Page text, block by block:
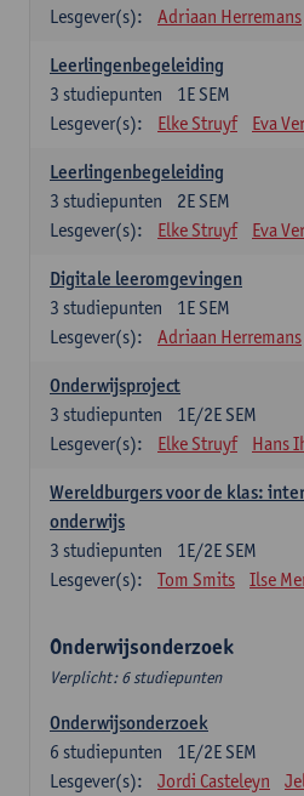
Lesgever(s):
Adriaan Herremans
Leerlingenbegeleiding
1E SEM
3 studiepunten
Lesgever(s):
Elke Struyf Eva
Leerlingenbegeleiding
2E SEM
3 studiepunten
Lesgever(s):
Elke Struyf Eva
Digitale leeromgevingen
1E SEM
3 studiepunten
Lesgever(s):
Adriaan Herremans
Onderwijsproject
1E/2E SEM
3 studiepunten
Lesgever(s):
Elke Struyf Hans
Wereldburgers voor de klas:
onderwijs
1E/2E SEM
3 studiepunten
Lesgever(s):
Tom Smits Ilse
Onderwijsonderzoek
Verplicht: 6 studiepunten
Onderwijsonderzoek
1E/2E SEM
6 studiepunten
Lesgever(s):
Jordi Casteleyn